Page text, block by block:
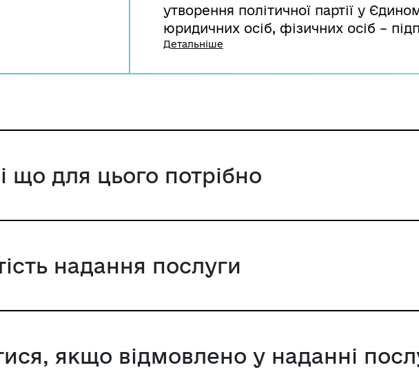
утворення політичної партії у
юридичних осіб, фізичних осіб –
формувань представник політичної
Детальніше
що для цього потрібно
надання послуги
якщо відмовлено у наданні